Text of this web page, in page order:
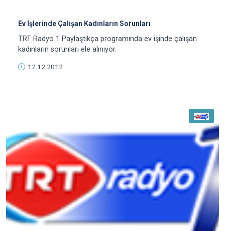
Ev İşlerinde Çalışan Kadınların Sorunları
TRT Radyo 1 Paylaştıkça programında ev işinde çalışan
kadınların sorunları ele alınıyor.
12.12.2012